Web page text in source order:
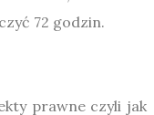
72 godzin.
prawne czyli jak